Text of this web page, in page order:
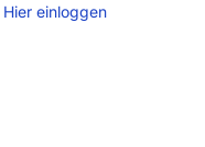
Hier einloggen